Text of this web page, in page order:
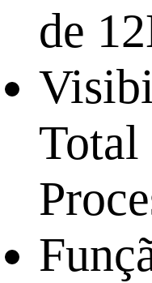
de
Total